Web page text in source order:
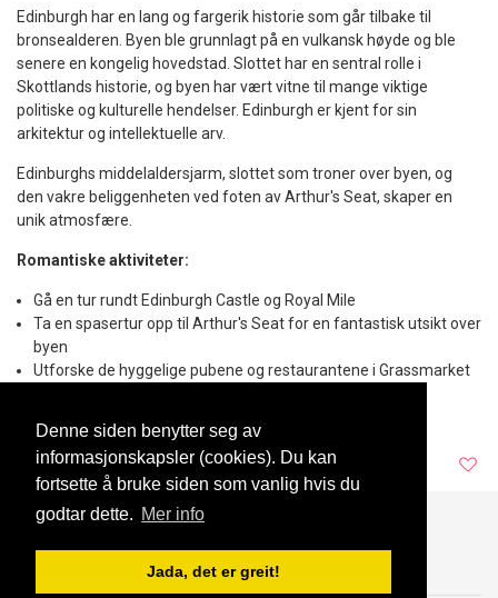
Denne siden benytter seg av
informasjonskapsler (cookies). Du kan
fortsette å bruke siden som vanlig hvis du
godtar dette. Mer info
Jada, det er greit!
Edinburgh har en lang og fargerik historie som går tilbake til
bronsealderen. Byen ble grunnlagt på en vulkansk høyde og ble
senere en kongelig hovedstad. Slottet har en sentral rolle i
Skottlands historie, og byen har vært vitne til mange viktige
politiske og kulturelle hendelser. Edinburgh er kjent for sin
arkitektur og intellektuelle arv.
Edinburghs middelaldersjarm, slottet som troner over byen, og
den vakre beliggenheten ved foten av Arthur's Seat, skaper en
unik atmosfære.
Romantiske aktiviteter:
Gå en tur rundt Edinburgh Castle og Royal Mile
Ta en spasertur opp til Arthur's Seat for en fantastisk utsikt over
byen
Utforske de hyggelige pubene og restaurantene i Grassmarket
23 Sep, 2023
Blogg Support Kontakt oss